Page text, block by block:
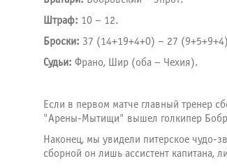
Штраф: 10 – 12.
Броски: 37 (14+19+4+0) – 27
Судьи: Франо, Шир (оба – Чехия).
Если в первом матче главный тренер
"Арены-Мытищи" вышел голкипер
Наконец, мы увидели питерское чудо-
сборной он лишь ассистент капитана,